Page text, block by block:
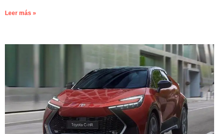
Leer más »